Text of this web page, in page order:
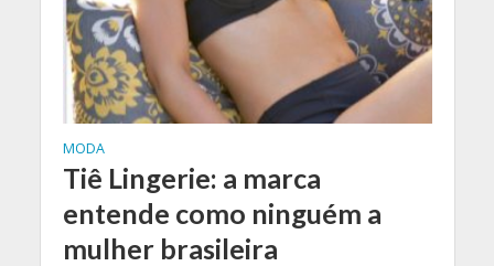
MODA
Tiê Lingerie: a marca
entende como ninguém a
mulher brasileira